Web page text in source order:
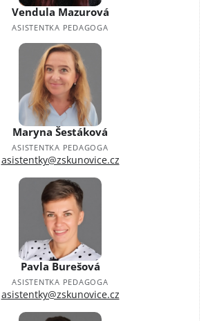
Vendula Mazurová
ASISTENTKA PEDAGOGA
Maryna Šestáková
ASISTENTKA PEDAGOGA
asistentky@zskunovice.cz
Pavla Burešová
ASISTENTKA PEDAGOGA
asistentky@zskunovice.cz